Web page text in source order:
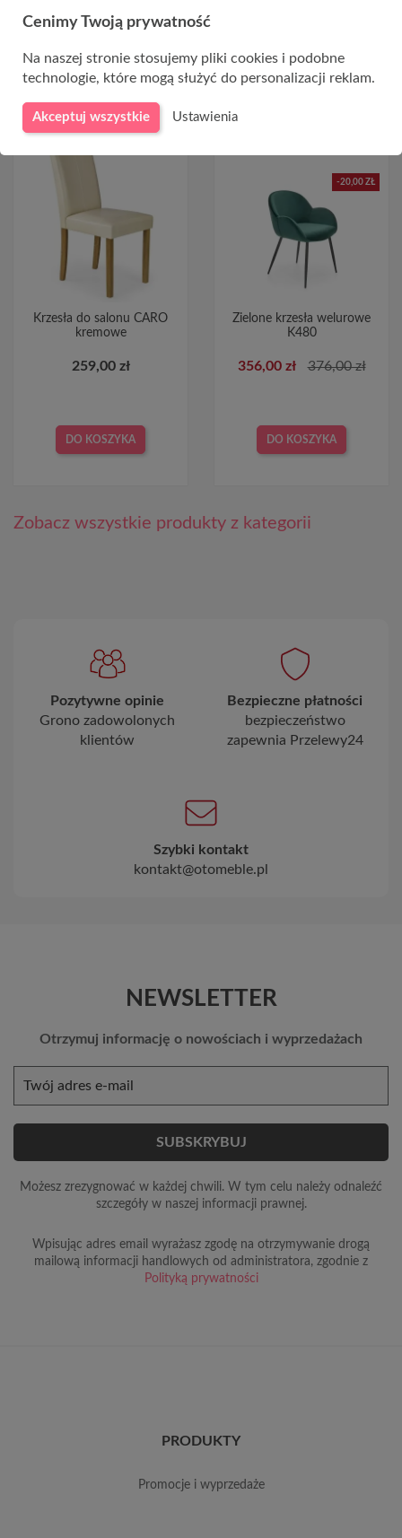
Krzesła do salonu CARO
kremowe
259,00 zł
DO KOSZYKA
-20,00 ZŁ
Zielone krzesła welurowe
K480
356,00 zł 376,00 zł
DO KOSZYKA
Zobacz wszystkie produkty z kategorii
Pozytywne opinie
Grono zadowolonych
klientów
Bezpieczne płatności
bezpieczeństwo
zapewnia Przelewy24
Szybki kontakt
kontakt@otomeble.pl
NEWSLETTER
Otrzymuj informację o nowościach i wyprzedażach
Możesz zrezygnować w każdej chwili. W tym celu należy odnaleźć
szczegóły w naszej informacji prawnej.
Wpisując adres email wyrażasz zgodę na otrzymywanie drogą
mailową informacji handlowych od administratora, zgodnie z
Polityką prywatności
PRODUKTY
promocje i wyprzedaże
Cenimy Twoją prywatność
Na naszej stronie stosujemy pliki cookies i podobne
technologie, które mogą służyć do personalizacji reklam.
Akceptuj wszystkie Ustawienia